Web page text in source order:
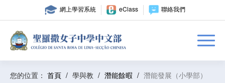
網上學習系統 eClass 聯絡我們
您的位置： 首頁 / 學與教 / 潛能餘暇 / 潛能發展（小學部）